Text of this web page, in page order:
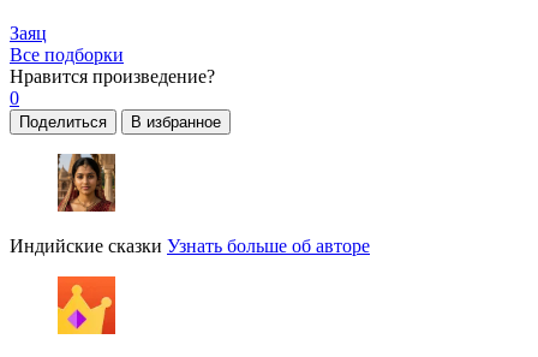
Заяц
Все подборки
Нравится произведение?
0
Поделиться В избранное
Индийские сказки Узнать больше об авторе